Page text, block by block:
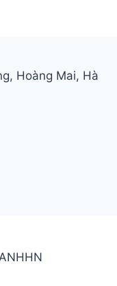
Hoàng Mai, Hà